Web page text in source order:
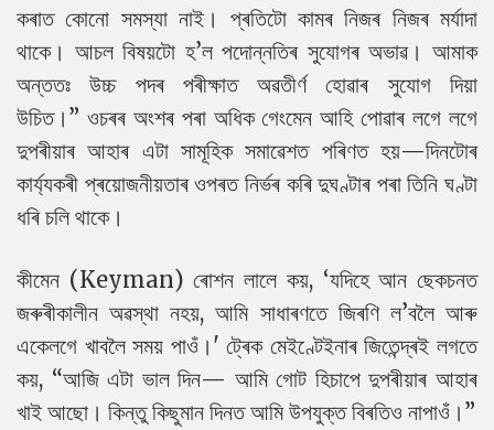
কৰাত কোনো সমস্যা নাই। প্ৰতিটো কামৰ নিজৰ নিজৰ মৰ্যাদা
থাকে। আচল বিষয়টো হ’ল পদোন্নতিৰ সুযোগৰ অভাৱ। আমাক
অন্ততঃ উচ্চ পদৰ পৰীক্ষাত অৱতীৰ্ণ হোৱাৰ সুযোগ দিয়া
উচিত।” ওচৰৰ অংশৰ পৰা অধিক গেংমেন আহি পোৱাৰ লগে লগে
দুপৰীয়াৰ আহাৰ এটা সামূহিক সমাৱেশত পৰিণত হয়—দিনটোৰ
কাৰ্য্যকৰী প্ৰয়োজনীয়তাৰ ওপৰত নিৰ্ভৰ কৰি দুঘণ্টাৰ পৰা তিনি ঘণ্টা
ধৰি চলি থাকে।
কীমেন (Keyman) ৰোশন লালে কয়, ‘যদিহে আন ছেকচনত
জৰুৰীকালীন অৱস্থা নহয়, আমি সাধাৰণতে জিৰণি ল’বলৈ আৰু
একেলগে খাবলৈ সময় পাওঁ।' ট্ৰেক মেইণ্টেইনাৰ জিতেন্দ্ৰই লগতে
কয়, “আজি এটা ভাল দিন— আমি গোট হিচাপে দুপৰীয়াৰ আহাৰ
খাই আছো। কিন্তু কিছুমান দিনত আমি উপযুক্ত বিৰতিও নাপাওঁ।”